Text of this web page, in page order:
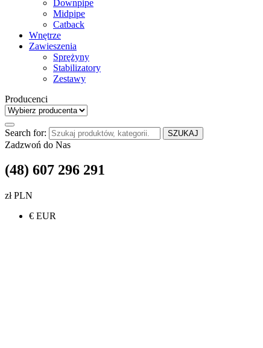
Downpipe
Midpipe
Catback
Wnętrze
Zawieszenia
Sprężyny
Stabilizatory
Zestawy
Producenci
Search for: SZUKAJ
Zadzwoń do Nas
(48) 607 296 291
zł PLN
€ EUR